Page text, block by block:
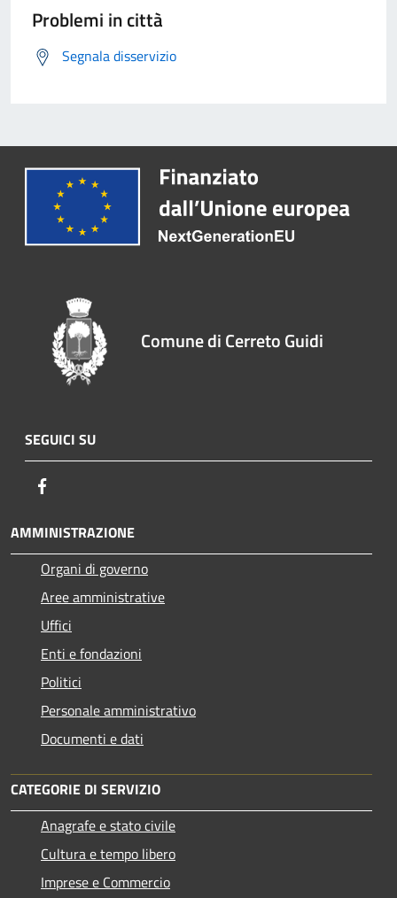
Problemi in città
Segnala disservizio
Comune di Cerreto Guidi
SEGUICI SU
AMMINISTRAZIONE
Organi di governo
Aree amministrative
Uffici
Enti e fondazioni
Politici
Personale amministrativo
Documenti e dati
CATEGORIE DI SERVIZIO
Anagrafe e stato civile
Cultura e tempo libero
Imprese e Commercio